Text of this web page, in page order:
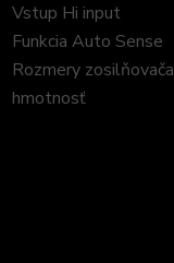
Vstup Hi input
Funkcia Auto Sense
Rozmery zosilňovača
hmotnosť